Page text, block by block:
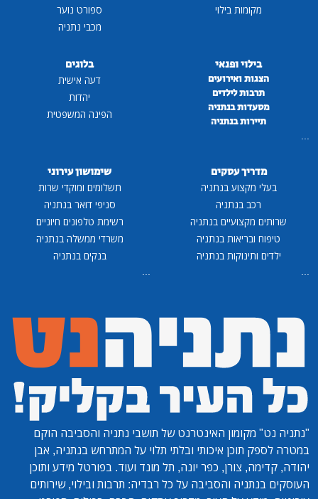
מקומות בילוי
ספורט נוער
מכבי נתניה
בילוי ופנאי
הצגות ואירועים
תרבות לילדים
מסעדות בנתניה
תיירות בנתניה
בלוגים
דעה אישית
יהדות
הפינה המשפטית
מדריך עסקים
בעלי מקצוע בנתניה
רכב בנתניה
שרותים מקצועיים בנתניה
טיפוח ובריאות בנתניה
ילדים ותינוקות בנתניה
שימושון עירוני
תשלומים ומוקדי שרות
סניפי דואר בנתניה
רשימת טלפונים חיוניים
משרדי ממשלה בנתניה
בנקים בנתניה
"נתניה נט" מקומון האינטרנט של תושבי נתניה והסביבה הוקם
במטרה לספק תוכן איכותי ובלתי תלוי על המתרחש בנתניה, אבן
יהודה, קדימה, צורן, כפר יונה, תל מונד ועוד. בפורטל מידע ותוכן
העוסקים בנתניה והסביבה על כל רבדיה: תרבות ובילוי, שירותים